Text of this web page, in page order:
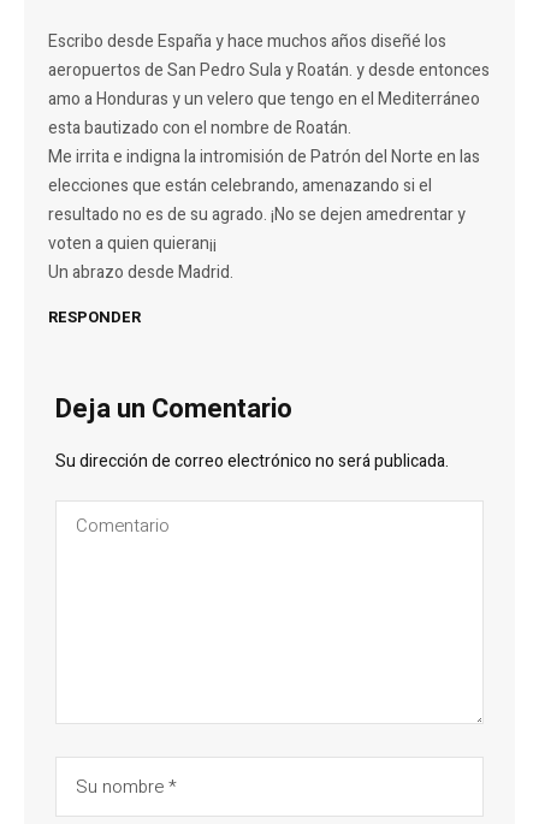
Escribo desde España y hace muchos años diseñé los
aeropuertos de San Pedro Sula y Roatán. y desde entonces
amo a Honduras y un velero que tengo en el Mediterráneo
esta bautizado con el nombre de Roatán.
Me irrita e indigna la intromisión de Patrón del Norte en las
elecciones que están celebrando, amenazando si el
resultado no es de su agrado. ¡No se dejen amedrentar y
voten a quien quieran¡¡
Un abrazo desde Madrid.
RESPONDER
Deja un Comentario
Su dirección de correo electrónico no será publicada.